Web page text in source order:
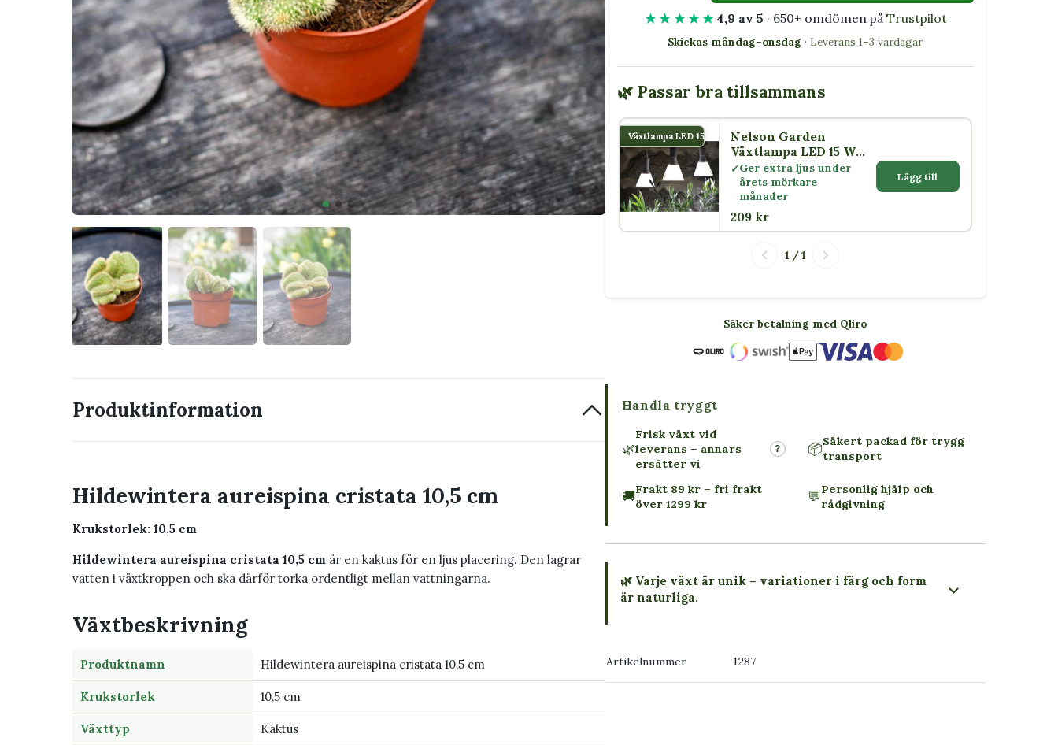
Produktinformation
Hildewintera aureispina cristata 10,5 cm
Krukstorlek: 10,5 cm
Hildewintera aureispina cristata 10,5 cm är en kaktus för en ljus placering. Den lagrar
vatten i växtkroppen och ska därför torka ordentligt mellan vattningarna.
Växtbeskrivning
Produktnamn Hildewintera aureispina cristata 10,5 cm
Krukstorlek 10,5 cm
Växttyp Kaktus
★★★★★ 4,9 av 5 · 650+ omdömen på Trustpilot
Skickas måndag–onsdag · Leverans 1–3 vardagar
🌿 Passar bra tillsammans
Växtlampa LED 15 W
Nelson Garden
Växtlampa LED 15 W
med skärm E27
Ger extra ljus under
årets mörkare
månader
209 kr
Lägg till
1 / 1
Säker betalning med Qliro
Handla tryggt
🌿
Frisk växt vid
leverans – annars
ersätter vi
? 📦Säkert packad för trygg
transport
🚚Frakt 89 kr – fri frakt
över 1299 kr
💬Personlig hjälp och
rådgivning
🌿 Varje växt är unik – variationer i färg och form
är naturliga.
→ Kontakta oss
Artikelnummer 1287